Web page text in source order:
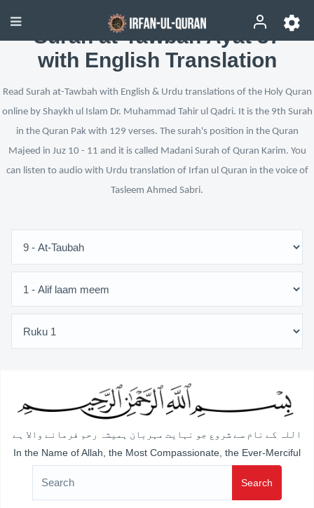
Surah at-Tawbah Ayat 37
with English Translation
Read Surah at-Tawbah with English & Urdu translations of the Holy Quran
online by Shaykh ul Islam Dr. Muhammad Tahir ul Qadri. It is the 9th Surah
in the Quran Pak with 129 verses. The surah's position in the Quran
Majeed in Juz 10 - 11 and it is called Madani Surah of Quran Karim. You
can listen to audio with Urdu translation of Irfan ul Quran in the voice of
Tasleem Ahmed Sabri.
اللہ کے نام سے شروع جو نہایت مہربان ہمیشہ رحم فرمانے والا ہے
In the Name of Allah, the Most Compassionate, the Ever-Merciful
Search